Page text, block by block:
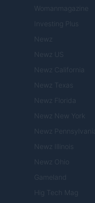
Womanmagazine
Investing Plus
Newz
Newz US
Newz California
Newz Texas
Newz Florida
Newz New York
Newz Pennsylvania
Newz Illinois
Newz Ohio
Gameland
Hig Tech Mag